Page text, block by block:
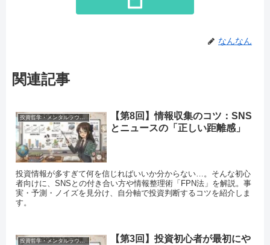
なんなん
関連記事
投資哲学・メンタルラウンジ
【第8回】情報収集のコツ：SNS
とニュースの「正しい距離感」
投資情報が多すぎて何を信じればいいか分からない…。そんな初心
者向けに、SNSとの付き合い方や情報整理術「FPN法」を解説。事
実・予測・ノイズを見分け、自分軸で投資判断するコツを紹介しま
す。
投資哲学・メンタルラウンジ
【第3回】投資初心者が最初にや